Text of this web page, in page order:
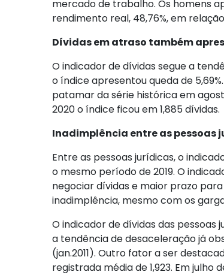
mercado de trabalho. Os homens
rendimento real, 48,76%, em
Dívidas em atraso também
O indicador de dívidas segue a
o índice apresentou queda de
patamar da série histórica em
2020 o índice ficou em 1,885 dívidas.
Inadimplência entre as pessoas
Entre as pessoas jurídicas, o
o mesmo período de 2019. O
negociar dívidas e maior prazo
inadimplência, mesmo com os
O indicador de dívidas das pessoas
a tendência de desaceleração já
(jan.2011). Outro fator a ser
registrada média de 1,923. Em julho